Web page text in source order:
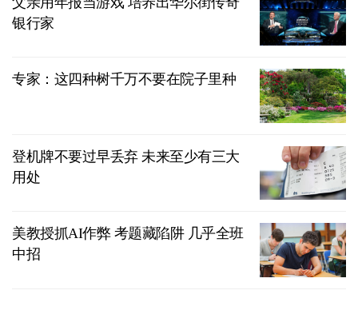
银行家
专家：这四种树千万不要在院子里种
登机牌不要过早丢弃 未来至少有三大
用处
美教授抓AI作弊 考题藏陷阱 几乎全班
中招